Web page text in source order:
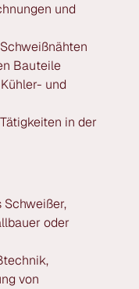
und
Bauteile
und
in der
Schweißer,
oder
von